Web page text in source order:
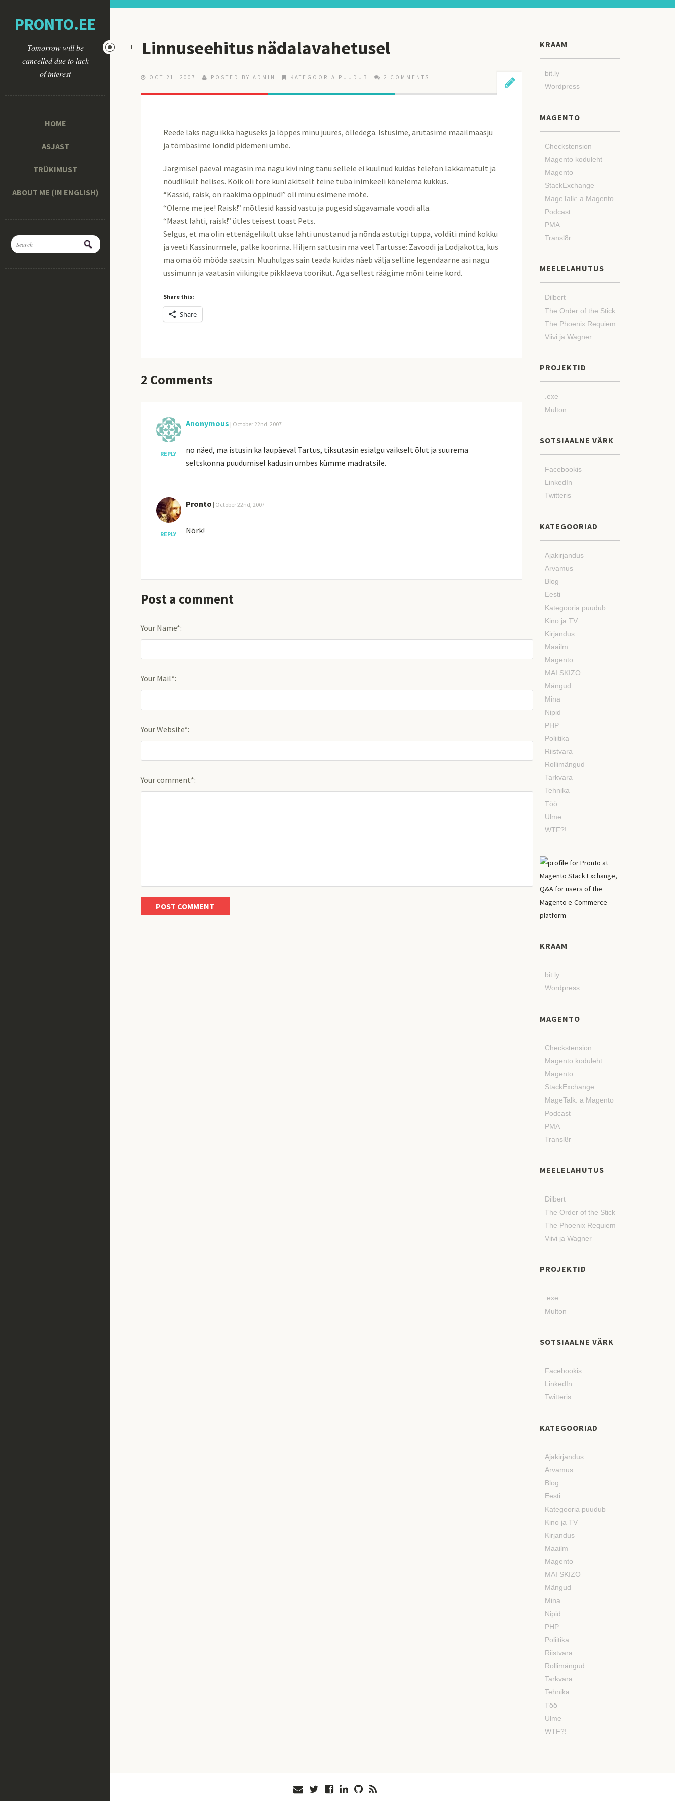
PRONTO.EE
Tomorrow will be
cancelled due to lack
of interest
HOME
ASJAST
TRÜKIMUST
ABOUT ME (IN ENGLISH)
Linnuseehitus nädalavahetusel
OCT 21, 2007 POSTED BY ADMIN KATEGOORIA PUUDUB 2 COMMENTS
Reede läks nagu ikka häguseks ja lõppes minu juures, õlledega. Istusime, arutasime maailmaasju
ja tõmbasime londid pidemeni umbe.
Järgmisel päeval magasin ma nagu kivi ning tänu sellele ei kuulnud kuidas telefon lakkamatult ja
nõudlikult helises. Kõik oli tore kuni äkitselt teine tuba inimkeeli kõnelema kukkus.
“Kassid, raisk, on rääkima õppinud!” oli minu esimene mõte.
“Oleme me jee! Raisk!” mõtlesid kassid vastu ja pugesid sügavamale voodi alla.
“Maast lahti, raisk!” ütles teisest toast Pets.
Selgus, et ma olin ettenägelikult ukse lahti unustanud ja nõnda astutigi tuppa, volditi mind kokku
ja veeti Kassinurmele, palke koorima. Hiljem sattusin ma veel Tartusse: Zavoodi ja Lodjakotta, kus
ma oma öö mööda saatsin. Muuhulgas sain teada kuidas näeb välja selline legendaarne asi nagu
ussimunn ja vaatasin viikingite pikklaeva toorikut. Aga sellest räägime mõni teine kord.
Share this:
Share
2 Comments
REPLY
Anonymous | October 22nd, 2007
no näed, ma istusin ka laupäeval Tartus, tiksutasin esialgu vaikselt õlut ja suurema
seltskonna puudumisel kadusin umbes kümme madratsile.
REPLY
Pronto | October 22nd, 2007
Nõrk!
Post a comment
Your Name*:
Your Mail*:
Your Website*:
Your comment*:
KRAAM
bit.ly
Wordpress
MAGENTO
Checkstension
Magento koduleht
Magento
StackExchange
MageTalk: a Magento
Podcast
PMA
Transl8r
MEELELAHUTUS
Dilbert
The Order of the Stick
The Phoenix Requiem
Viivi ja Wagner
PROJEKTID
.exe
Multon
SOTSIAALNE VÄRK
Facebookis
LinkedIn
Twitteris
KATEGOORIAD
Ajakirjandus
Arvamus
Blog
Eesti
Kategooria puudub
Kino ja TV
Kirjandus
Maailm
Magento
MAI SKIZO
Mängud
Mina
Nipid
PHP
Poliitika
Riistvara
Rollimängud
Tarkvara
Tehnika
Töö
Ulme
WTF?!
KRAAM
bit.ly
Wordpress
MAGENTO
Checkstension
Magento koduleht
Magento
StackExchange
MageTalk: a Magento
Podcast
PMA
Transl8r
MEELELAHUTUS
Dilbert
The Order of the Stick
The Phoenix Requiem
Viivi ja Wagner
PROJEKTID
.exe
Multon
SOTSIAALNE VÄRK
Facebookis
LinkedIn
Twitteris
KATEGOORIAD
Ajakirjandus
Arvamus
Blog
Eesti
Kategooria puudub
Kino ja TV
Kirjandus
Maailm
Magento
MAI SKIZO
Mängud
Mina
Nipid
PHP
Poliitika
Riistvara
Rollimängud
Tarkvara
Tehnika
Töö
Ulme
WTF?!